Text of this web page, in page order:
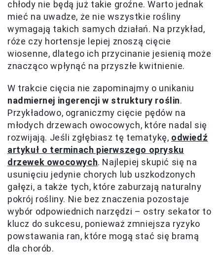
chłody nie będą już takie groźne. Warto jednak
mieć na uwadze, że nie wszystkie rośliny
wymagają takich samych działań. Na przykład,
róże czy hortensje lepiej znoszą cięcie
wiosenne, dlatego ich przycinanie jesienią może
znacząco wpłynąć na przyszłe kwitnienie.
W trakcie cięcia nie zapominajmy o unikaniu
nadmiernej ingerencji w struktury roślin.
Przykładowo, ograniczmy cięcie pędów na
młodych drzewach owocowych, które nadal się
rozwijają. Jeśli zgłębiasz tę tematykę, odwiedź
artykuł o terminach pierwszego oprysku
drzewek owocowych. Najlepiej skupić się na
usunięciu jedynie chorych lub uszkodzonych
gałęzi, a także tych, które zaburzają naturalny
pokrój rośliny. Nie bez znaczenia pozostaje
wybór odpowiednich narzędzi – ostry sekator to
klucz do sukcesu, ponieważ zmniejsza ryzyko
powstawania ran, które mogą stać się bramą
dla chorób.